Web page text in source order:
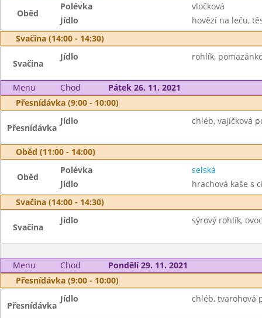
Oběd
Polévka
vločková
Jídlo
hovězí na leču,
Svačina (14:00 - 14:30)
Svačina
Jídlo rohlík,
Menu Chod
Pátek 26. 11. 2021
Přesnídávka (9:00 - 10:00)
Přesnídávka
Jídlo chléb, vajíčková
Oběd (11:00 - 14:00)
Oběd
Polévka
selská
Jídlo
hrachová kaše s
Svačina (14:00 - 14:30)
Svačina
Jídlo sýrový rohlík,
Menu Chod
Pondělí 29. 11. 2021
Přesnídávka (9:00 - 10:00)
Přesnídávka
Jídlo chléb, tvarohová